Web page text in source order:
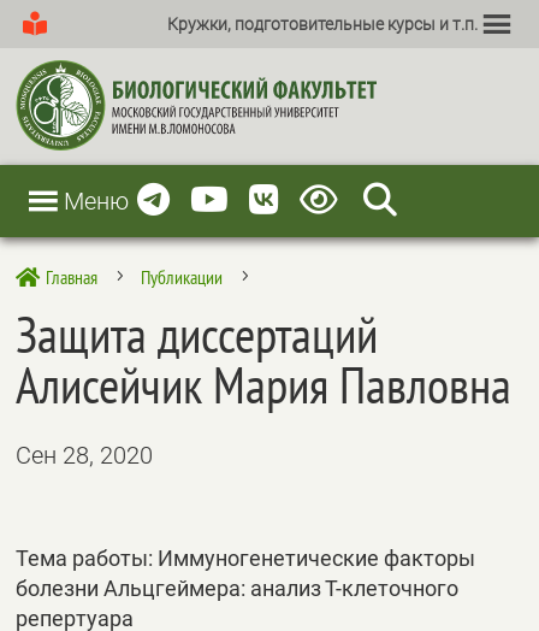
Кружки, подготовительные курсы и т.п.
Меню
 Главная 5 Публикации 5
Защита диссертаций
Алисейчик Мария Павловна
Сен 28, 2020
Тема работы: Иммуногенетические факторы
болезни Альцгеймера: анализ Т-клеточного
репертуара